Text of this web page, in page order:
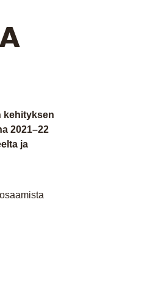
kehityksen
2021–22
ja